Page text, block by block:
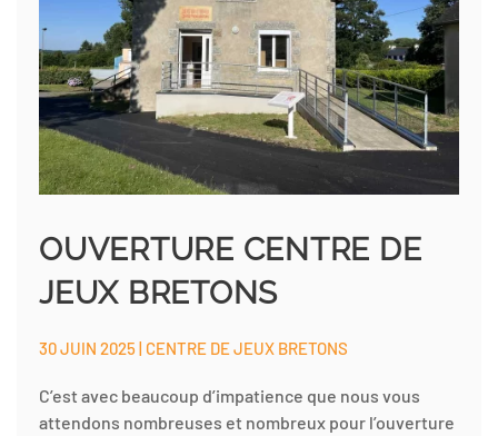
OUVERTURE CENTRE DE
JEUX BRETONS
30 JUIN 2025 | CENTRE DE JEUX BRETONS
C’est avec beaucoup d’impatience que nous vous
attendons nombreuses et nombreux pour l’ouverture